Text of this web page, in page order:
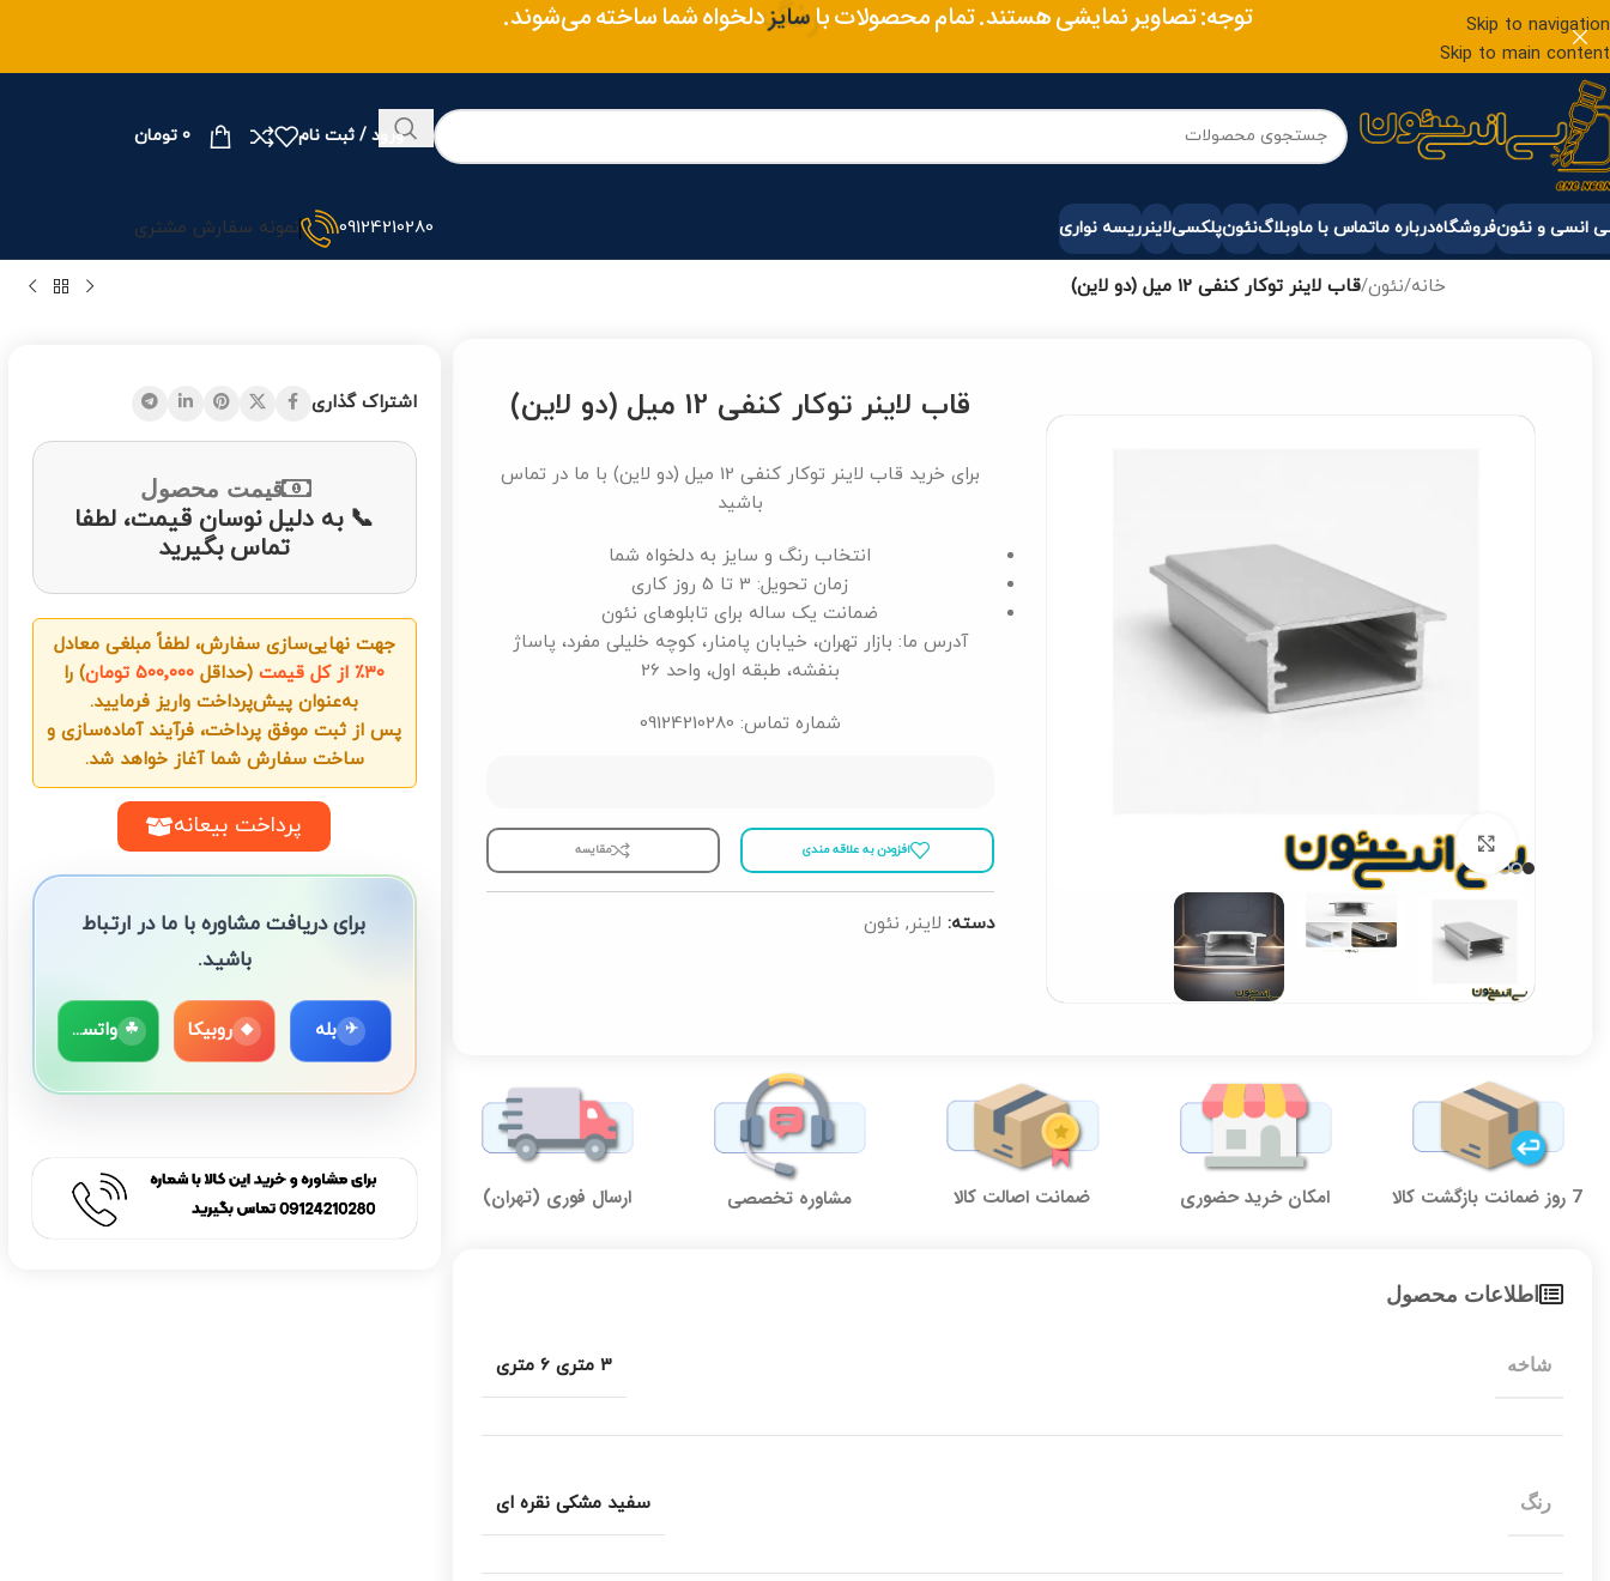
Skip to navigation
Skip to main content
توجه: تصاویر نمایشی هستند. تمام محصولات بارنگ
متریالدلخواه شما ساخته می‌شوند.
ورود / ثبت نام 0 تومان
انسی و نئونفروشگاهدرباره ماتماس با ماوبلاگنئونپلکسیلاینرریسه نواری 09124210280 نمونه سفارش مشتری
خانه/نئون/قاب لاینر توکار کنفی 12 میل (دو لاین)
برای بزرگنمایی کلیک کنید
قاب لاینر توکار کنفی 12 میل (دو لاین)
برای خرید قاب لاینر توکار کنفی 12 میل (دو لاین) با ما در تماس
باشید
انتخاب رنگ و سایز به دلخواه شما
زمان تحویل: 3 تا 5 روز کاری
ضمانت یک ساله برای تابلوهای نئون
آدرس ما: بازار تهران، خیابان پامنار، کوچه خلیلی مفرد، پاساژ
بنفشه، طبقه اول، واحد 26
شماره تماس: 09124210280
افزودن به علاقه مندی مقايسه
دسته: لاینر, نئون
7 روز ضمانت بازگشت کالا امکان خرید حضوری ضمانت اصالت کالا مشاوره تخصصی ارسال فوری (تهران)
اطلاعات محصول
شاخه 3 متری 6 متری
رنگ سفید مشکی نقره ای
اشتراک گذاری
قیمت محصول
📞 به دلیل نوسان قیمت، لطفا
تماس بگیرید
جهت نهایی‌سازی سفارش، لطفاً مبلغی معادل
۳۰٪ از کل قیمت
(حداقل ۵۰۰٬۰۰۰ تومان
) را
به‌عنوان پیش‌پرداخت واریز فرمایید.
پس از ثبت موفق پرداخت، فرآیند آماده‌سازی و
ساخت سفارش شما آغاز خواهد شد.
پرداخت بیعانه
برای دریافت مشاوره با ما در ارتباط
باشید.
✈ بله ◆ روبیکا ☘ واتساپ